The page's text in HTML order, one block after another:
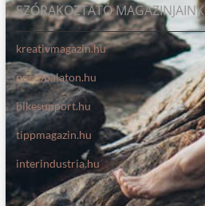
SZÓRAKOZTATÓ MAGAZINJAINK
kreativmagazin.hu
portobalaton.hu
bikesupport.hu
tippmagazin.hu
interindustria.hu